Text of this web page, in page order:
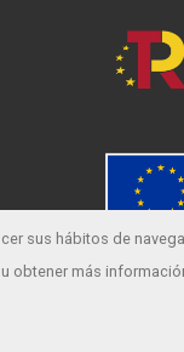
sus hábitos de
obtener más